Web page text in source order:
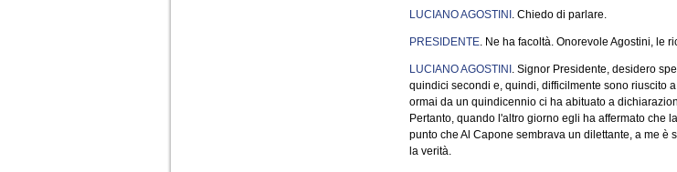
LUCIANO AGOSTINI . Chiedo di parlare.
PRESIDENTE. Ne ha facoltà. Onorevole Agostini, le
LUCIANO AGOSTINI . Signor Presidente, desidero
quindici secondi e, quindi, difficilmente sono riuscito
ormai da un quindicennio ci ha abituato a
Pertanto, quando l'altro giorno egli ha affermato che
punto che Al Capone sembrava un dilettante, a me
la verità.